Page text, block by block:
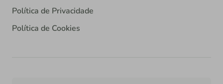
Política de Privacidade
Política de Cookies